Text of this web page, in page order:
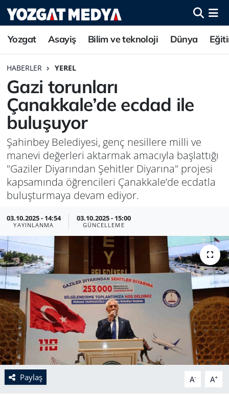
Yozgat Asayiş Bilim ve teknoloji Dünya
HABERLER YEREL
Gazi torunları
Çanakkale’de ecdad ile
buluşuyor
Şahinbey Belediyesi, genç nesillere milli ve
manevi değerleri aktarmak amacıyla başlattığı
"Gaziler Diyarından Şehitler Diyarına" projesi
kapsamında öğrencileri Çanakkale’de ecdatla
buluşturmaya devam ediyor.
03.10.2025 - 14:54
YAYINLANMA
03.10.2025 - 15:00
GÜNCELLEME
Paylaş A- A+